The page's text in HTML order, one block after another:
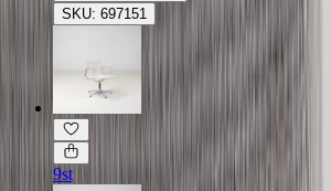
SKU: 697151
9st